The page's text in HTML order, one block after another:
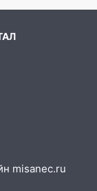
на
улицу
misanec.ru